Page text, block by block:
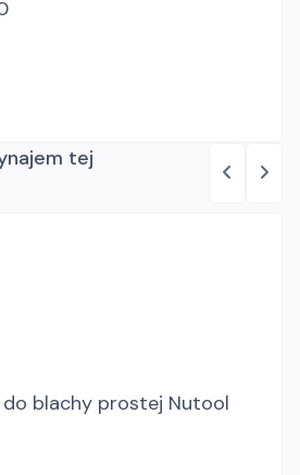
tej
do blachy prostej Nutool